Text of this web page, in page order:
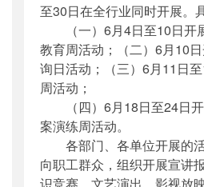
至30日在全行业同时开展。
（一）6月4日至10日开
教育周活动；（二）6月10
询日活动；（三）6月11日
周活动；
（四）6月18日至24日开
案演练周活动。
各部门、各单位开展的
向职工群众，组织开展宣讲